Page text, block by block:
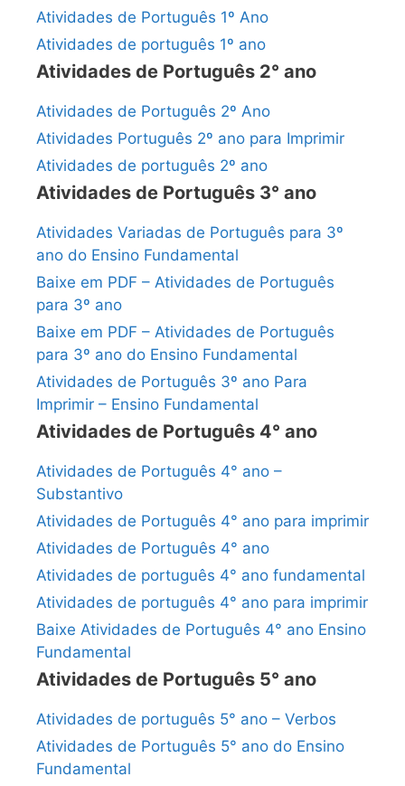
Atividades de Português 1º Ano
Atividades de português 1º ano
Atividades de Português 2° ano
Atividades de Português 2º Ano
Atividades Português 2º ano para Imprimir
Atividades de português 2º ano
Atividades de Português 3° ano
Atividades Variadas de Português para 3º
ano do Ensino Fundamental
Baixe em PDF – Atividades de Português
para 3º ano
Baixe em PDF – Atividades de Português
para 3º ano do Ensino Fundamental
Atividades de Português 3º ano Para
Imprimir – Ensino Fundamental
Atividades de Português 4° ano
Atividades de Português 4° ano –
Substantivo
Atividades de Português 4° ano para imprimir
Atividades de Português 4° ano
Atividades de português 4° ano fundamental
Atividades de português 4° ano para imprimir
Baixe Atividades de Português 4° ano Ensino
Fundamental
Atividades de Português 5° ano
Atividades de português 5° ano – Verbos
Atividades de Português 5° ano do Ensino
Fundamental